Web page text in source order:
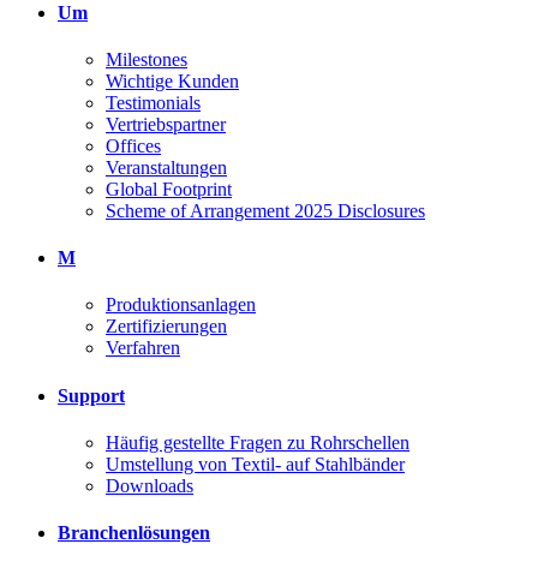
Um
Milestones
Wichtige Kunden
Testimonials
Vertriebspartner
Offices
Veranstaltungen
Global Footprint
Scheme of Arrangement 2025 Disclosures
M
Produktionsanlagen
Zertifizierungen
Verfahren
Support
Häufig gestellte Fragen zu Rohrschellen
Umstellung von Textil- auf Stahlbänder
Downloads
Branchenlösungen